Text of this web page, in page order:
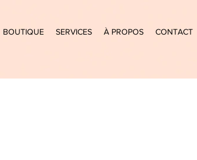
BOUTIQUE SERVICES À PROPOS CONTACT